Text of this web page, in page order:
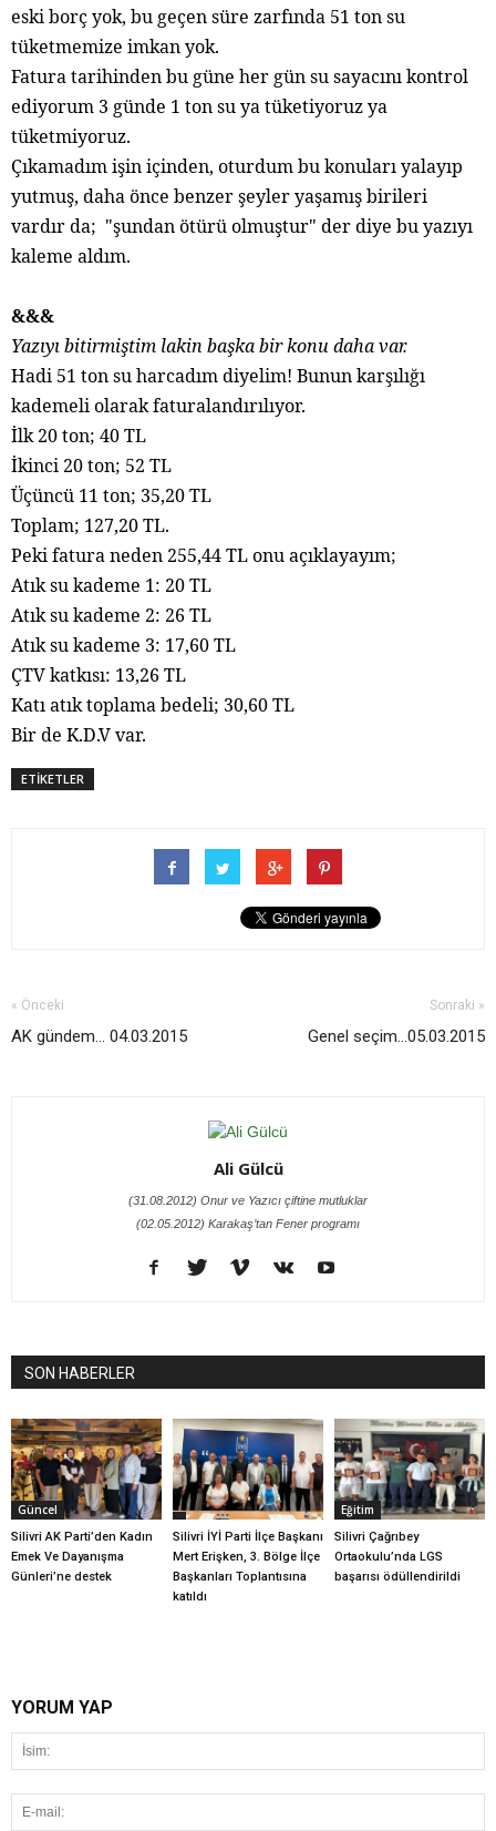
eski borç yok, bu geçen süre zarfında 51 ton su
tüketmemize imkan yok.
Fatura tarihinden bu güne her gün su sayacını kontrol
ediyorum 3 günde 1 ton su ya tüketiyoruz ya
tüketmiyoruz.
Çıkamadım işin içinden, oturdum bu konuları yalayıp
yutmuş, daha önce benzer şeyler yaşamış birileri
vardır da; "şundan ötürü olmuştur" der diye bu yazıyı
kaleme aldım.
&&&
Yazıyı bitirmiştim lakin başka bir konu daha var.
Hadi 51 ton su harcadım diyelim! Bunun karşılığı
kademeli olarak faturalandırılıyor.
İlk 20 ton; 40 TL
İkinci 20 ton; 52 TL
Üçüncü 11 ton; 35,20 TL
Toplam; 127,20 TL.
Peki fatura neden 255,44 TL onu açıklayayım;
Atık su kademe 1: 20 TL
Atık su kademe 2: 26 TL
Atık su kademe 3: 17,60 TL
ÇTV katkısı: 13,26 TL
Katı atık toplama bedeli; 30,60 TL
Bir de K.D.V var.
ETİKETLER
« Önceki
AK gündem... 04.03.2015
Sonraki »
Genel seçim…05.03.2015
Ali Gülcü
(31.08.2012) Onur ve Yazıcı çiftine mutluklar
(02.05.2012) Karakaş’tan Fener programı
SON HABERLER
Güncel
Silivri AK Parti’den Kadın
Emek Ve Dayanışma
Günleri’ne destek
Silivri İYİ Parti İlçe Başkanı
Mert Erişken, 3. Bölge İlçe
Başkanları Toplantısına
katıldı
Eğitim
Silivri Çağrıbey
Ortaokulu’nda LGS
başarısı ödüllendirildi
YORUM YAP